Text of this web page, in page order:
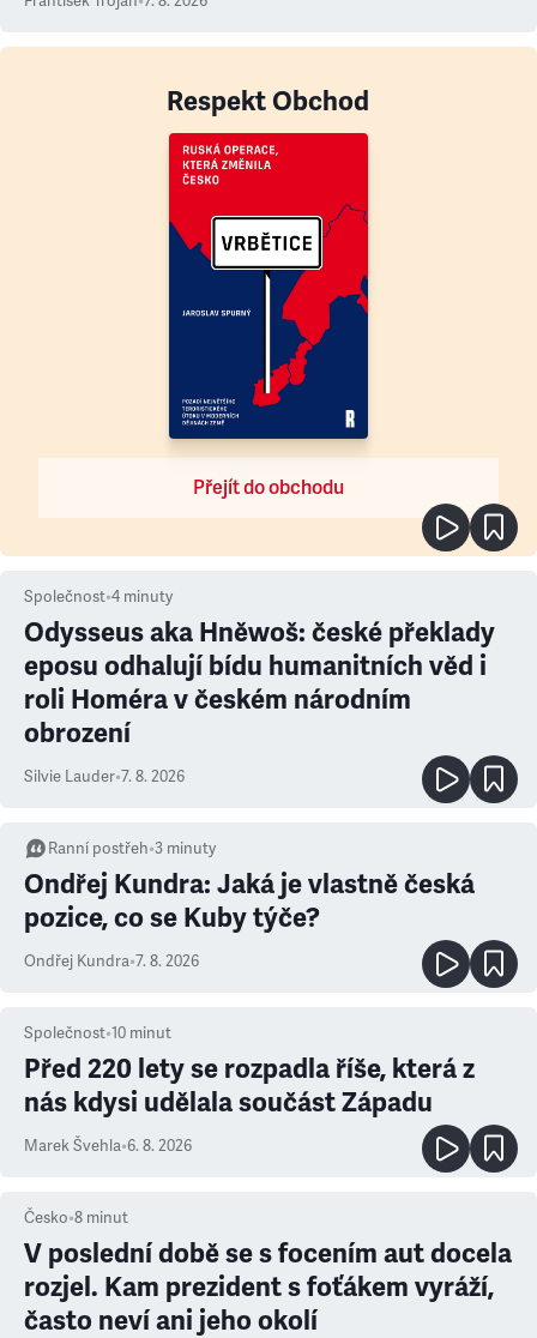
Respekt Obchod
Přejít do obchodu
Společnost•4 minuty
Odysseus aka Hněwoš: české překlady
eposu odhalují bídu humanitních věd i
roli Homéra v českém národním
obrození
Silvie Lauder•7. 8. 2026
Ranní postřeh•3 minuty
Ondřej Kundra: Jaká je vlastně česká
pozice, co se Kuby týče?
Ondřej Kundra•7. 8. 2026
Společnost•10 minut
Před 220 lety se rozpadla říše, která z
nás kdysi udělala součást Západu
Marek Švehla•6. 8. 2026
Česko•8 minut
V poslední době se s focením aut docela
rozjel. Kam prezident s foťákem vyráží,
často neví ani jeho okolí